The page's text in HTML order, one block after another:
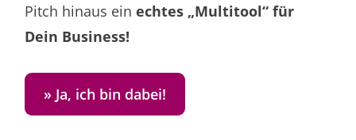
Pitch hinaus einechtes „Multitool“ für
Dein Business!
» Ja, ich bin dabei!